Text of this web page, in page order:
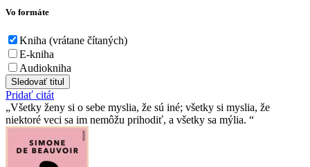
Vo formáte
Kniha (vrátane čítaných)
E-kniha
Audiokniha
Sledovať titul
Pridať citát
Všetky ženy si o sebe myslia, že sú iné; všetky si myslia, že
niektoré veci sa im nemôžu prihodiť, a všetky sa mýlia.